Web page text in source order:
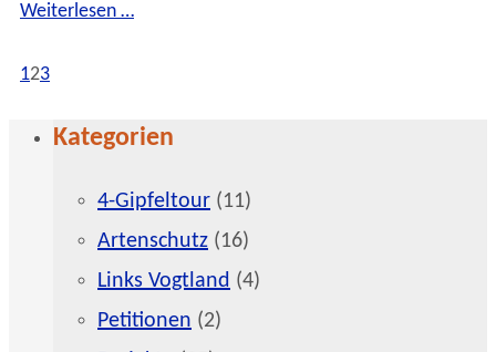
Weiterlesen …
123
Kategorien
4-Gipfeltour (11)
Artenschutz (16)
Links Vogtland (4)
Petitionen (2)